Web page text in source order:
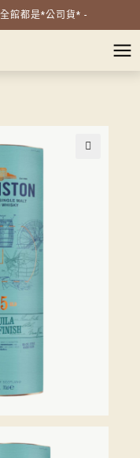
館都是*公司貨* -